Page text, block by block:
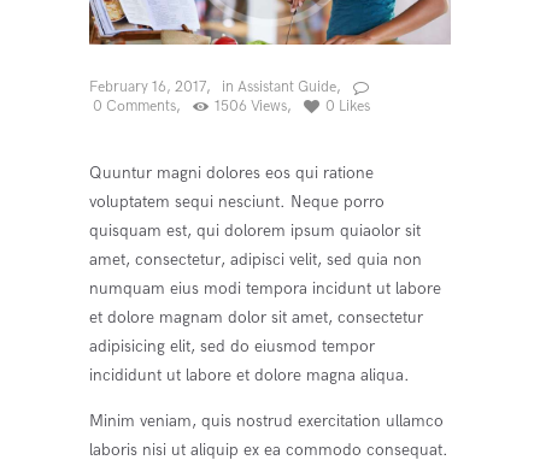
February 16, 2017 inAssistant Guide
0 Comments 1506 Views 0 Likes
Quuntur magni dolores eos qui ratione
voluptatem sequi nesciunt. Neque porro
quisquam est, qui dolorem ipsum quiaolor sit
amet, consectetur, adipisci velit, sed quia non
numquam eius modi tempora incidunt ut labore
et dolore magnam dolor sit amet, consectetur
adipisicing elit, sed do eiusmod tempor
incididunt ut labore et dolore magna aliqua.
Minim veniam, quis nostrud exercitation ullamco
laboris nisi ut aliquip ex ea commodo consequat.